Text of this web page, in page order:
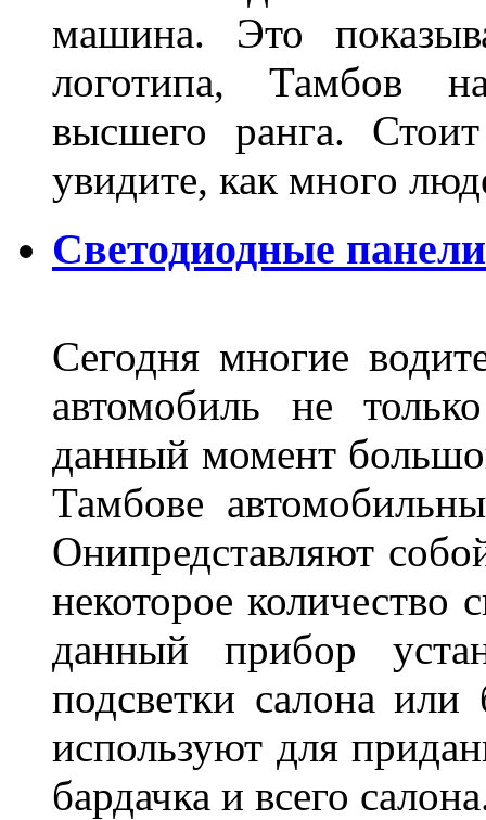
машина. Это
логотипа, Тамбов
высшего ранга.
увидите, как много
Светодиодные
Сегодня многие
автомобиль не
данный момент
Тамбове
Онипредставляют
некоторое количество
данный прибор
подсветки салона
используют для
бардачка и всего